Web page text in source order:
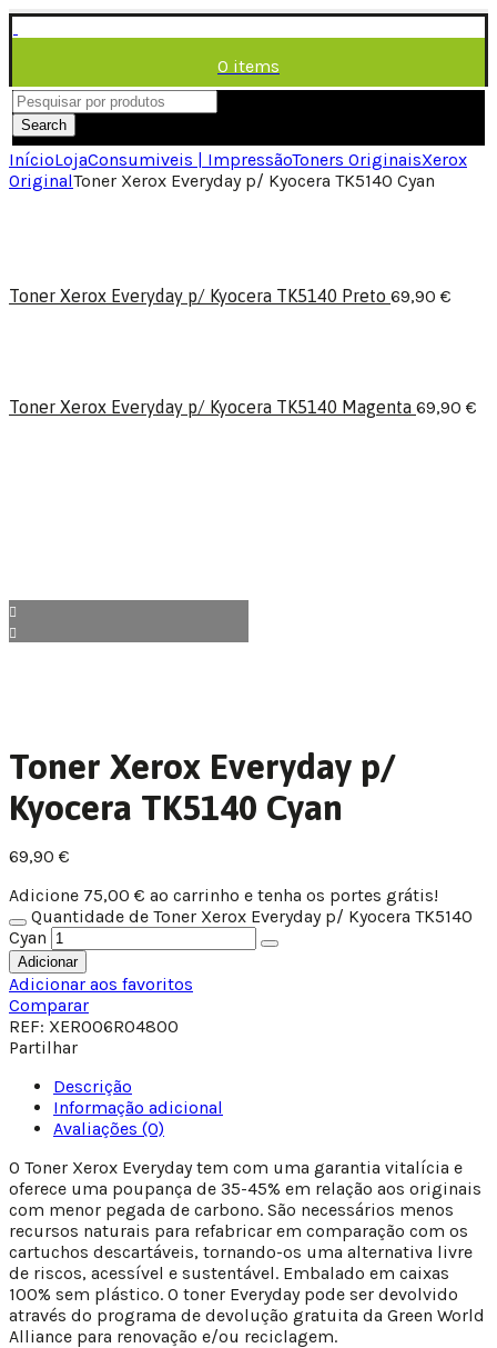
0 items
/ 0,00€
Menu
Search
InícioLojaConsumiveis | ImpressãoToners OriginaisXerox
OriginalToner Xerox Everyday p/ Kyocera TK5140 Cyan
Toner Xerox Everyday p/ Kyocera TK5140 Preto 69,90 €
Toner Xerox Everyday p/ Kyocera TK5140 Magenta 69,90 €
Toner Xerox Everyday p/
Kyocera TK5140 Cyan
69,90 €
Adicione 75,00 € ao carrinho e tenha os portes grátis!
Quantidade de Toner Xerox Everyday p/ Kyocera TK5140
Cyan
Adicionar
Adicionar aos favoritos
Comparar
REF: XER006R04800
Partilhar
Descrição
Informação adicional
Avaliações (0)
O Toner Xerox Everyday tem com uma garantia vitalícia e
oferece uma poupança de 35-45% em relação aos originais
com menor pegada de carbono. São necessários menos
recursos naturais para refabricar em comparação com os
cartuchos descartáveis, tornando-os uma alternativa livre
de riscos, acessível e sustentável. Embalado em caixas
100% sem plástico. O toner Everyday pode ser devolvido
através do programa de devolução gratuita da Green World
Alliance para renovação e/ou reciclagem.